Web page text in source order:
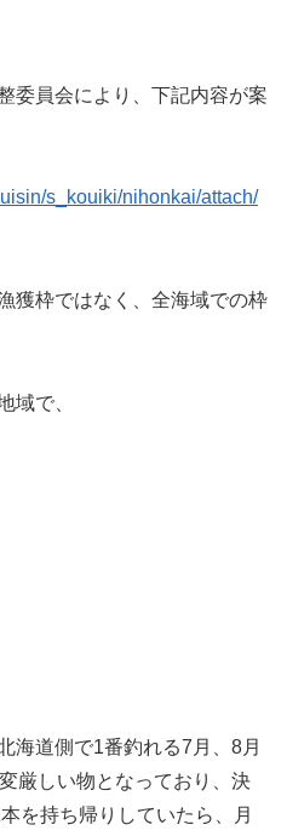
委員会により、下記内容が案
s_kouiki/nihonkai/attach/
獲枠ではなく、全海域での枠
域で、
海道側で1番釣れる7月、8月
厳しい物となっており、決
を持ち帰りしていたら、月